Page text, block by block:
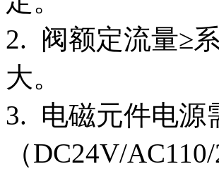
2. 阀额定流量≥
大。
3. 电磁元件电源
（DC24V/